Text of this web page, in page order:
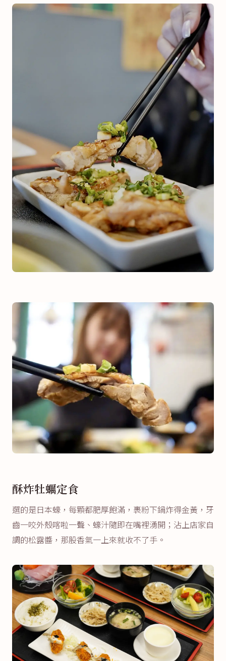
酥炸牡蠣定食
選的是日本蠔，每顆都肥厚飽滿，裹粉下鍋炸得金黃，牙
齒一咬外殼喀啦一聲、蠔汁隨即在嘴裡湧開；沾上店家自
調的松露醬，那股香氣一上來就收不了手。